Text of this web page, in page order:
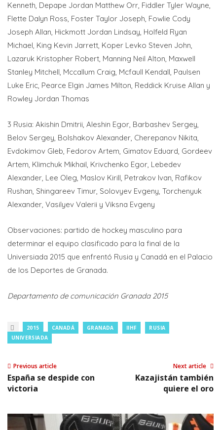
Kenneth, Depape Jordan Matthew Orr, Fiddler Tyler Wayne,
Flette Dalyn Ross, Foster Taylor Joseph, Fowlie Cody
Joseph Allan, Hickmott Jordan Lindsay, Holfeld Ryan
Michael, King Kevin Jarrett, Koper Levko Steven John,
Lazaruk Kristopher Robert, Manning Neil Alton, Maxwell
Stanley Mitchell, Mccallum Craig, Mcfaull Kendall, Paulsen
Luke Eric, Pearce Elgin James Milton, Reddick Kruise Allan y
Rowley Jordan Thomas
3 Rusia: Akishin Dmitrii, Aleshin Egor, Barbashev Sergey,
Belov Sergey, Bolshakov Alexander, Cherepanov Nikita,
Evdokimov Gleb, Fedorov Artem, Gimatov Eduard, Gordeev
Artem, Klimchuk Mikhail, Krivchenko Egor, Lebedev
Alexander, Lee Oleg, Maslov Kirill, Petrakov Ivan, Rafikov
Rushan, Shingareev Timur, Solovyev Evgeny, Torchenyuk
Alexander, Vasilyev Valerii y Viksna Evgeny
Observaciones: partido de hockey masculino para
determinar el equipo clasificado para la final de la
Universiada 2015 que enfrentó Rusia y Canadá en el Palacio
de los Deportes de Granada.
Departamento de comunicación Granada 2015
2015 CANADÁ GRANADA IIHF
RUSIA
UNIVERSIADA
Previous article
España se despide con
victoria
Next article
Kazajistán también
quiere el oro